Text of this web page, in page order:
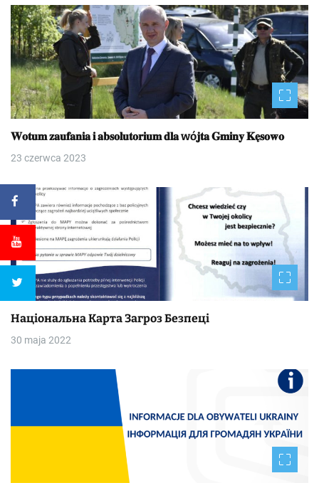
𝐖𝐨𝐭𝐮𝐦 𝐳𝐚𝐮𝐟𝐚𝐧𝐢𝐚 𝐢 𝐚𝐛𝐬𝐨𝐥𝐮𝐭𝐨𝐫𝐢𝐮𝐦 𝐝𝐥𝐚 wó𝐣𝐭𝐚 𝐆𝐦𝐢𝐧𝐲 𝐊𝐞̨𝐬𝐨𝐰𝐨
23 czerwca 2023
Національна Kapтa Загроз Безпеці
30 maja 2022